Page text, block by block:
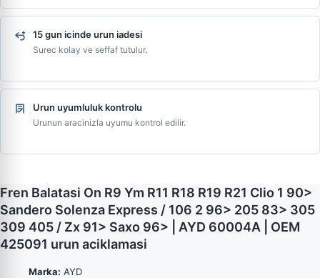
15 gun icinde urun iadesi
Surec kolay ve seffaf tutulur.
Urun uyumluluk kontrolu
Urunun aracinizla uyumu kontrol edilir.
Fren Balatasi On R9 Ym R11 R18 R19 R21 Clio 1 90>
Sandero Solenza Express / 106 2 96> 205 83> 305
309 405 / Zx 91> Saxo 96> | AYD 60004A | OEM
425091 urun aciklamasi
Marka: AYD